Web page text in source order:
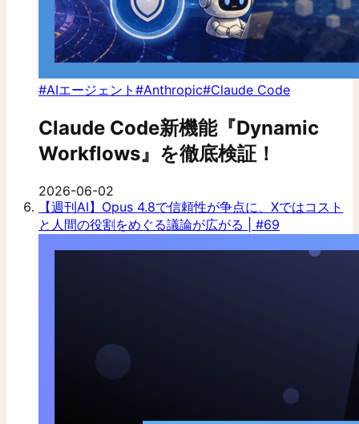
#AIエージェント #Anthropic#Claude Code
Claude Code新機能『Dynamic
Workflows』を徹底検証！
2026-06-02
【週刊AI】Opus 4.8で信頼性が争点に、Xではコスト
と人間の役割をめぐる議論が広がる | #69